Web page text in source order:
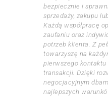
bezpiecznie i
sprzedaży, zakupu
Każdą współpracę
zaufaniu oraz
potrzeb klienta. Z
towarzyszę na
pierwszego
transakcji. Dzięki
negocjacyjnym
najlepszych